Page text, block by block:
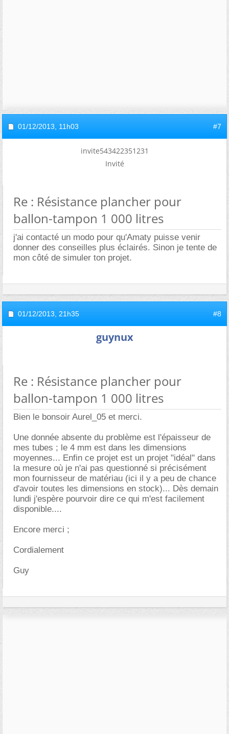
01/12/2013, 11h03 #7
invite543422351231
Invité
Re : Résistance plancher pour
ballon-tampon 1 000 litres
j'ai contacté un modo pour qu'Amaty puisse venir
donner des conseilles plus éclairés. Sinon je tente de
mon côté de simuler ton projet.
01/12/2013, 21h35 #8
guynux
Re : Résistance plancher pour
ballon-tampon 1 000 litres
Bien le bonsoir Aurel_05 et merci.
Une donnée absente du problème est l'épaisseur de
mes tubes ; le 4 mm est dans les dimensions
moyennes... Enfin ce projet est un projet "idéal" dans
la mesure où je n'ai pas questionné si précisément
mon fournisseur de matériau (ici il y a peu de chance
d'avoir toutes les dimensions en stock)... Dès demain
lundi j'espère pourvoir dire ce qui m'est facilement
disponible....
Encore merci ;
Cordialement
Guy